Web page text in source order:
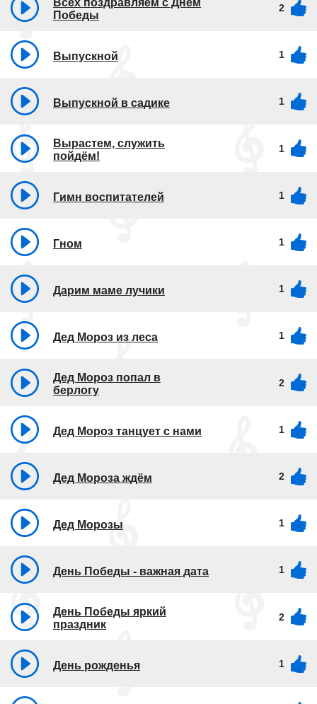
Всех поздравляем с Днём
Победы
2
Выпускной 1
Выпускной в садике 1
Вырастем, служить
пойдём!
1
Гимн воспитателей 1
Гном 1
Дарим маме лучики 1
Дед Мороз из леса 1
Дед Мороз попал в
берлогу
2
Дед Мороз танцует с нами 1
Дед Мороза ждём 2
Дед Морозы 1
День Победы - важная дата 1
День Победы яркий
праздник
2
День рожденья 1